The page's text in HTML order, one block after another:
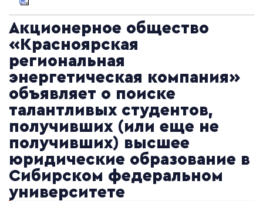
Акционерное общество
«Красноярская
региональная
энергетическая компания»
объявляет о поиске
талантливых студентов,
получивших (или еще не
получивших) высшее
юридические образование в
Сибирском федеральном
университете